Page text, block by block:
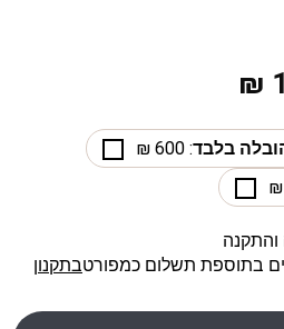
₪
בלבד: 600 ₪
והתקנה
בתוספת תשלום כמפורטבתקנון